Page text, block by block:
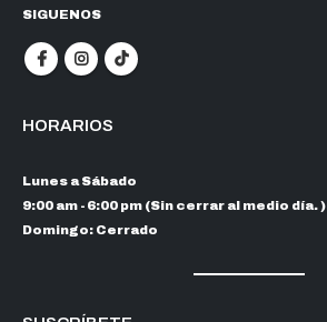
SIGUENOS
HORARIOS
Lunes a Sábado
9:00 am - 6:00 pm (Sin cerrar al medio día. )
Domingo: Cerrado